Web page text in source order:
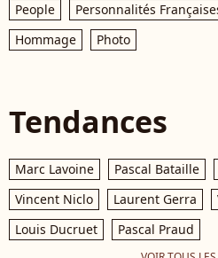
People Personnalités
Hommage
Photo
Tendances
Marc Lavoine Pascal Bataille
Vincent Niclo
Laurent Gerra
Louis Ducruet
Pascal Praud